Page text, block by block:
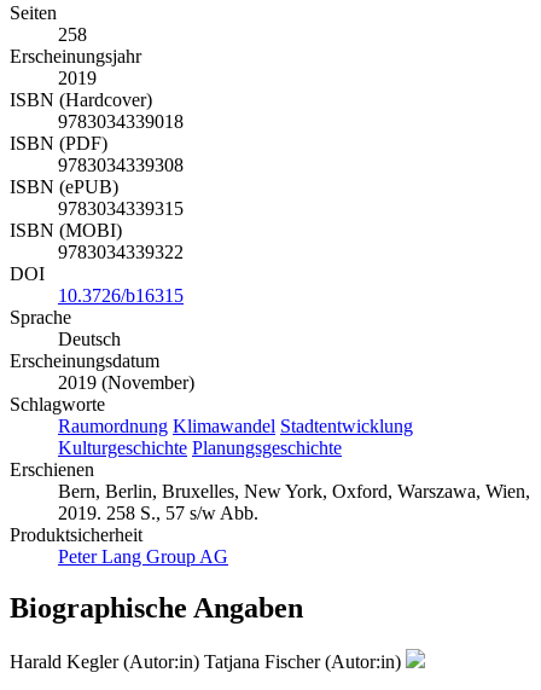
Seiten
258
Erscheinungsjahr
2019
ISBN (Hardcover)
9783034339018
ISBN (PDF)
9783034339308
ISBN (ePUB)
9783034339315
ISBN (MOBI)
9783034339322
DOI
10.3726/b16315
Sprache
Deutsch
Erscheinungsdatum
2019 (November)
Schlagworte
Raumordnung Klimawandel Stadtentwicklung
Kulturgeschichte Planungsgeschichte
Erschienen
Bern, Berlin, Bruxelles, New York, Oxford, Warszawa, Wien,
2019. 258 S., 57 s/w Abb.
Produktsicherheit
Peter Lang Group AG
Biographische Angaben
Harald Kegler (Autor:in) Tatjana Fischer (Autor:in)